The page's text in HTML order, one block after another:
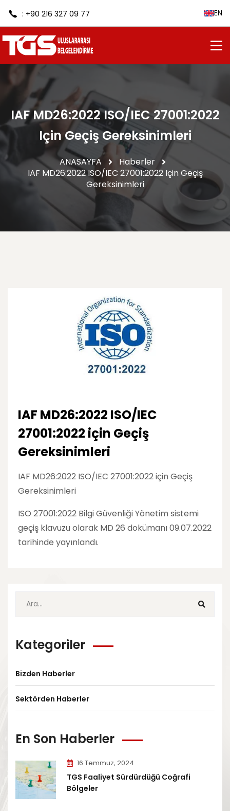
: +90 216 327 09 77 EN
IAF MD26:2022 ISO/IEC 27001:2022
Için Geçiş Gereksinimleri
ANASAYFA
Haberler
IAF MD26:2022 ISO/IEC 27001:2022 Için Geçiş
Gereksinimleri
IAF MD26:2022 ISO/IEC
27001:2022 için Geçiş
Gereksinimleri
IAF MD26:2022 ISO/IEC 27001:2022 için Geçiş
Gereksinimleri
ISO 27001:2022 Bilgi Güvenliği Yönetim sistemi
geçiş klavuzu olarak MD 26 dokümanı 09.07.2022
tarihinde yayınlandı.
Kategoriler
Bizden Haberler
Sektörden Haberler
En Son Haberler
16 Temmuz, 2024
TGS Faaliyet Sürdürdüğü Coğrafi
Bölgeler